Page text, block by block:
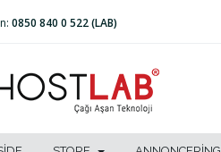
0850 840 0 522 (LAB)